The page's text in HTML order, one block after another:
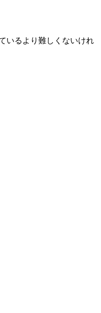
いるより難しくないけれ